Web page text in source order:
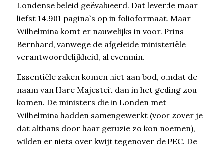
Londense beleid geëvalueerd. Dat leverde maar
liefst 14.901 pagina`s op in folioformaat. Maar
Wilhelmina komt er nauwelijks in voor. Prins
Bernhard, vanwege de afgeleide ministeriële
verantwoordelijkheid, al evenmin.
Essentiële zaken komen niet aan bod, omdat de
naam van Hare Majesteit dan in het geding zou
komen. De ministers die in Londen met
Wilhelmina hadden samengewerkt (voor zover je
dat althans door haar geruzie zo kon noemen),
wilden er niets over kwijt tegenover de PEC. De